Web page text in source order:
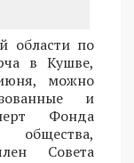
области по
в Кушве,
можно
и
Фонда
Совета